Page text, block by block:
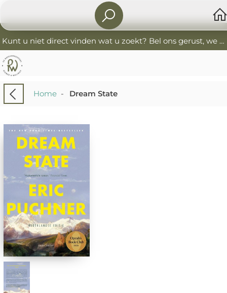
Kunt u niet direct vinden wat u zoekt? Bel ons gerust, we helpen u graag. 0341-552405 De Boekverkoopers
Home- Dream State